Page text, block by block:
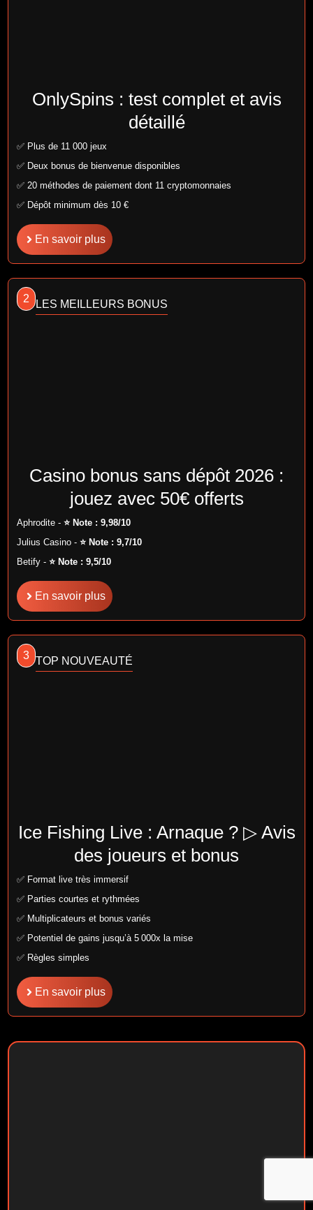
OnlySpins : test complet et avis
détaillé
✅ Plus de 11 000 jeux
✅ Deux bonus de bienvenue disponibles
✅ 20 méthodes de paiement dont 11 cryptomonnaies
✅ Dépôt minimum dès 10 €
En savoir plus
2 LES MEILLEURS BONUS
Casino bonus sans dépôt 2026 :
jouez avec 50€ offerts
Aphrodite -⭐ Note : 9,98/10
Julius Casino -⭐ Note : 9,7/10
Betify -⭐ Note : 9,5/10
En savoir plus
3 TOP NOUVEAUTÉ
Ice Fishing Live : Arnaque ? ▷ Avis
des joueurs et bonus
✅ Format live très immersif
✅ Parties courtes et rythmées
✅ Multiplicateurs et bonus variés
✅ Potentiel de gains jusqu’à 5 000x la mise
✅ Règles simples
En savoir plus